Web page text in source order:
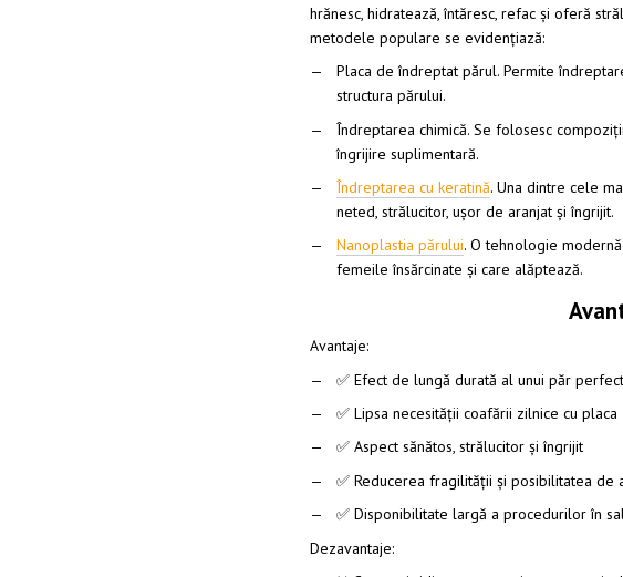
hrănesc, hidratează, întăresc, refac și oferă
metodele populare se evidențiază:
Placa de îndreptat părul. Permite
structura părului.
Îndreptarea chimică. Se folosesc
îngrijire suplimentară.
Îndreptarea cu keratină. Una dintre cele
neted, strălucitor, ușor de aranjat și îngrijit.
Nanoplastia părului. O tehnologie
femeile însărcinate și care alăptează.
Avantaje:
✅ Efect de lungă durată al unui păr
✅ Lipsa necesității coafării zilnice cu placa
✅ Aspect sănătos, strălucitor și îngrijit
✅ Reducerea fragilității și posibilitatea de
✅ Disponibilitate largă a procedurilor în
Dezavantaje: